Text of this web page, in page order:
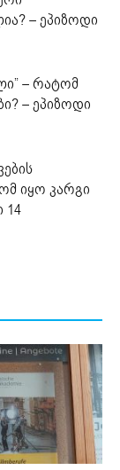
– ეპიზოდი
– რატომ
– ეპიზოდი
იყო კარგი
14